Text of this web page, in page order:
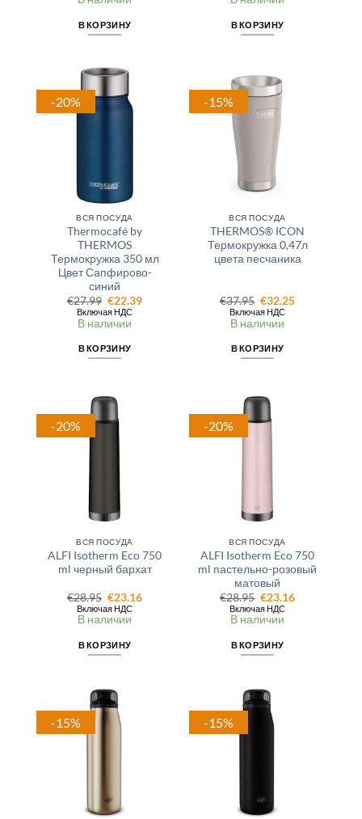
€27.99.
В КОРЗИНУ
€28.99.
В КОРЗИНУ
-20%
ВСЯ ПОСУДА
Thermocafé by
THERMOS
Термокружка 350 мл
Цвет Сапфирово-
синий
€27.99 Первоначальная
цена
составляла
€27.99.
€22.39Текущая
Включая НДС
В наличии
В КОРЗИНУ
-15%
ВСЯ ПОСУДА
THERMOS® ICON
Термокружка 0,47л
цвета песчаника
€37.95 Первоначальная
цена
составляла
€37.95.
€32.25Текущая
Включая НДС
В наличии
В КОРЗИНУ
-20%
ВСЯ ПОСУДА
ALFI Isotherm Eco 750
ml черный бархат
€28.95 Первоначальная
цена
составляла
€23.16Текущая
Включая НДС
В наличии
В КОРЗИНУ
-20%
ВСЯ ПОСУДА
ALFI Isotherm Eco 750
ml пастельно-розовый
матовый
€28.95 Первоначальная
цена
составляла
€23.16Текущая
Включая НДС
В наличии
В КОРЗИНУ
-15% -15%